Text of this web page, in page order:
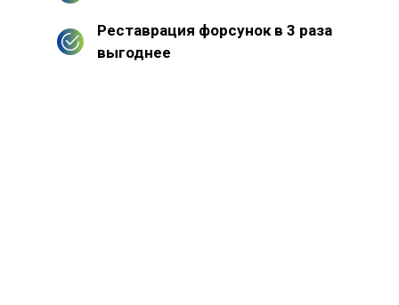
Реставрация форсунок в 3 раза
выгоднее